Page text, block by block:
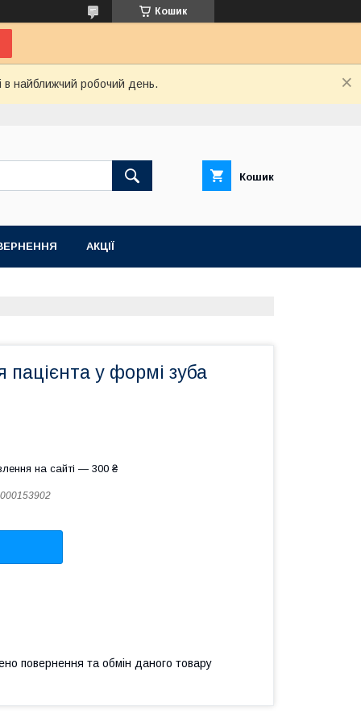
Кошик
в найближчий робочий день.
Кошик
АКЦІЇ
пацієнта у формі зуба
на сайті — 300 ₴
повернення та обмін даного товару